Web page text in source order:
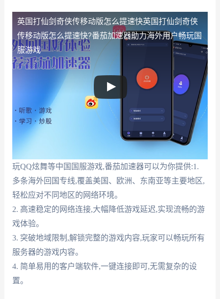
英国打仙剑奇侠传移动版怎么提速快英国打仙剑奇侠
传移动版怎么提速快?番茄加速器助力海外用户畅玩国
服游戏
玩QQ炫舞等中国国服游戏,番茄加速器可以为你提供:1.
多条海外回国专线,覆盖美国、欧洲、东南亚等主要地区,
轻松应对不同地区的网络环境。
2. 高速稳定的网络连接,大幅降低游戏延迟,实现流畅的游
戏体验。
3. 突破地域限制,解锁完整的游戏内容,玩家可以畅玩所有
服务器的游戏内容。
4. 简单易用的客户端软件,一键连接即可,无需复杂的设
置。